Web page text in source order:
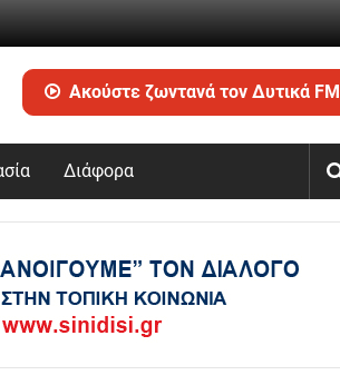
Ακούστε ζωντανά τον Δυτικά FM
Διάφορα